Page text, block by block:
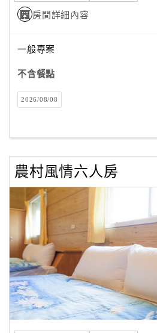
紅
訂
國
旅
訂
請
款
收
房間詳細內容
一般專案
不含餐點
2026/08/08
農村風情六人房